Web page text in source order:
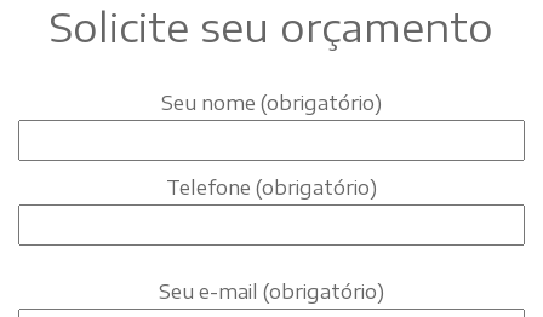
Solicite seu orçamento
Seu nome (obrigatório)
Telefone (obrigatório)
Seu e-mail (obrigatório)